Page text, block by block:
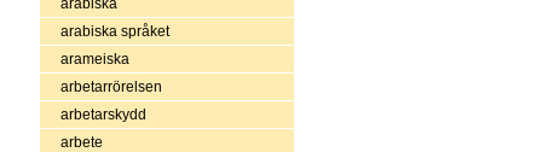
arabiska
arabiska språket
arameiska
arbetarrörelsen
arbetarskydd
arbete